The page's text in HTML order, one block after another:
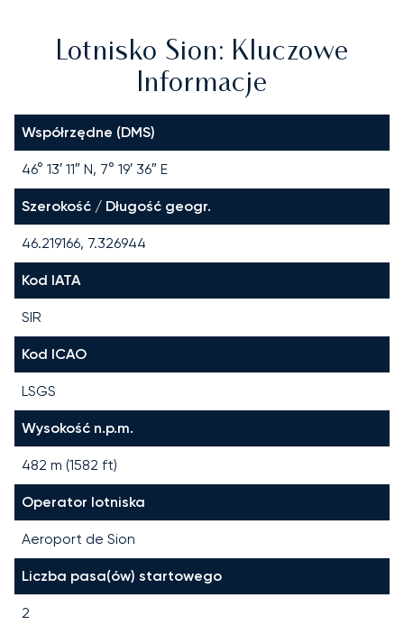
Lotnisko Sion: Kluczowe
Informacje
Współrzędne (DMS)
46° 13′ 11″ N, 7° 19′ 36″ E
Szerokość / Długość geogr.
46.219166, 7.326944
Kod IATA
SIR
Kod ICAO
LSGS
Wysokość n.p.m.
482 m (1582 ft)
Operator lotniska
Aeroport de Sion
Liczba pasa(ów) startowego
2